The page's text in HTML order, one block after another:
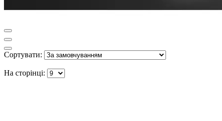
Сортувати:
На сторінці: